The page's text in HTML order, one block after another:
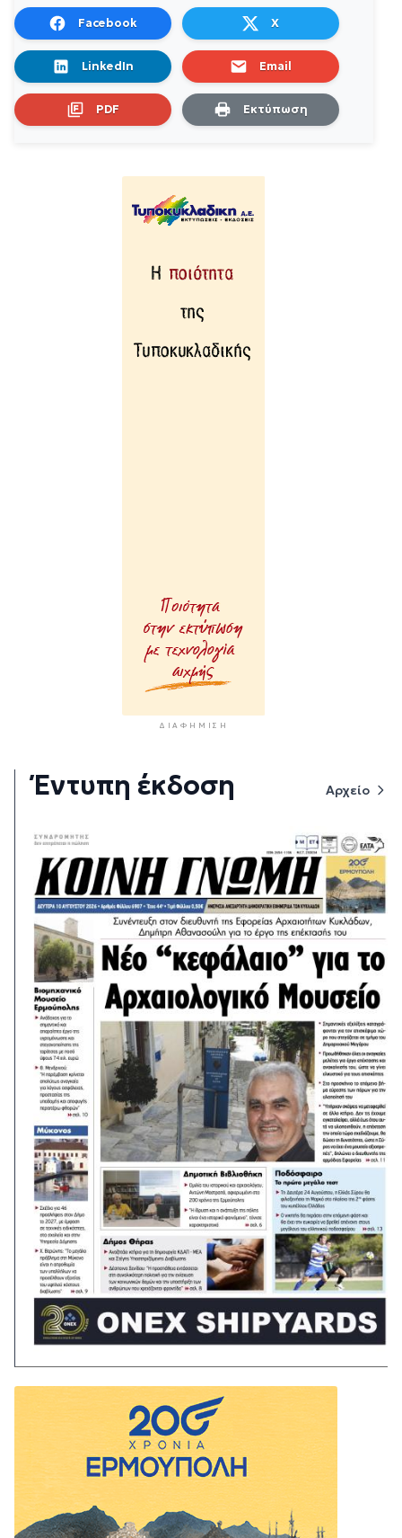
Facebook X
LinkedIn Email
PDF Εκτύπωση
ΔΙΑΦΉΜΙΣΗ
Έντυπη έκδοση Αρχείο